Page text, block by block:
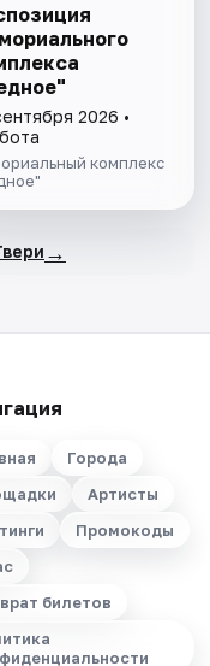
2026 •
комплекс
→
Города
Артисты
Промокоды
билетов